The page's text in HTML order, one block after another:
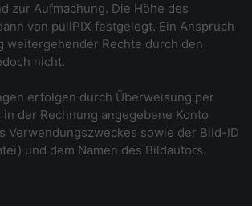
zur Aufmachung. Die Höhe des
von pullPIX festgelegt. Ein Anspruch
weitergehender Rechte durch den
nicht.
erfolgen durch Überweisung per
in der Rechnung angegebene Konto
Verwendungszweckes sowie der Bild-ID
und dem Namen des Bildautors.